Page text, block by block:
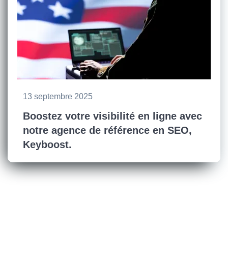
13 septembre 2025
Boostez votre visibilité en ligne avec
notre agence de référence en SEO,
Keyboost.